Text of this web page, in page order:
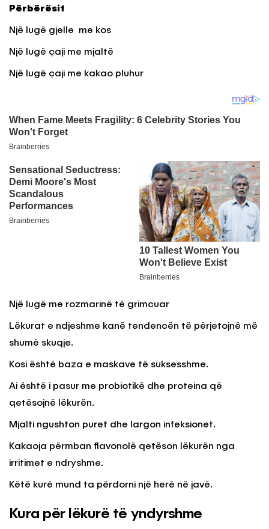
Përbërësit
Një lugë gjelle me kos
Një lugë çaji me mjaltë
Një lugë çaji me kakao pluhur
Një lugë me rozmarinë të grimcuar
Lëkurat e ndjeshme kanë tendencën të përjetojnë më
shumë skuqje.
Kosi është baza e maskave të suksesshme.
Ai është i pasur me probiotikë dhe proteina që
qetësojnë lëkurën.
Mjalti ngushton puret dhe largon infeksionet.
Kakaoja përmban flavonolë qetëson lëkurën nga
irritimet e ndryshme.
Këtë kurë mund ta përdorni një herë në javë.
Kura për lëkurë të yndyrshme